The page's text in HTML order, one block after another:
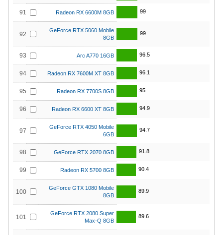
91 Radeon RX 6600M 8GB 99
92
GeForce RTX 5060 Mobile
8GB
99
93 Arc A770 16GB 96.5
94 Radeon RX 7600M XT 8GB 96.1
95 Radeon RX 7700S 8GB 95
96 Radeon RX 6600 XT 8GB 94.9
97
GeForce RTX 4050 Mobile
6GB
94.7
98 GeForce RTX 2070 8GB 91.8
99 Radeon RX 5700 8GB 90.4
100
GeForce GTX 1080 Mobile
8GB
89.9
101
GeForce RTX 2080 Super
Max-Q 8GB
89.6